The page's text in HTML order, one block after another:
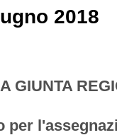
2018
GIUNTA
per